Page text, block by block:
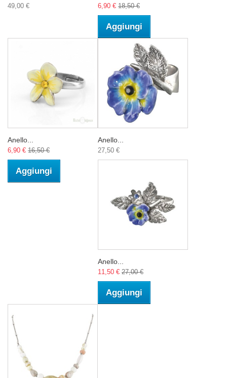
49,00 € 6,90 € 18,50 €
Aggiungi
Anello...
6,90 € 16,50 €
Aggiungi
Anello...
27,50 €
Anello...
11,50 € 27,00 €
Aggiungi